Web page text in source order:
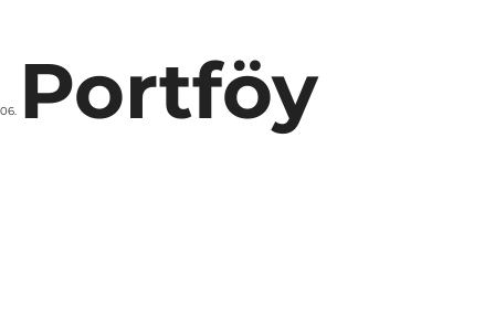
Portföy
06.